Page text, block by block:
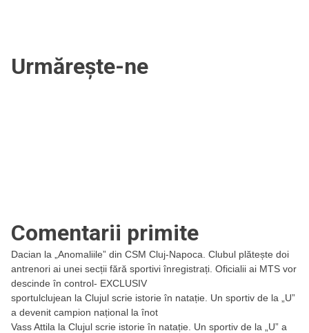
Urmărește-ne
Comentarii primite
Dacian la
„Anomaliile” din CSM Cluj-Napoca. Clubul plătește doi
antrenori ai unei secții fără sportivi înregistrați. Oficialii ai MTS vor
descinde în control- EXCLUSIV
sportulclujean la Clujul scrie istorie în natație. Un sportiv de la „U”
a devenit campion național la înot
Vass Attila la Clujul scrie istorie în natație. Un sportiv de la „U” a